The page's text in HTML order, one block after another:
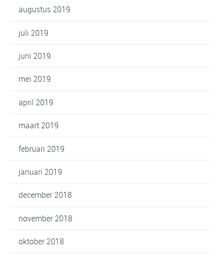
augustus 2019
juli 2019
juni 2019
mei 2019
april 2019
maart 2019
februari 2019
januari 2019
december 2018
november 2018
oktober 2018